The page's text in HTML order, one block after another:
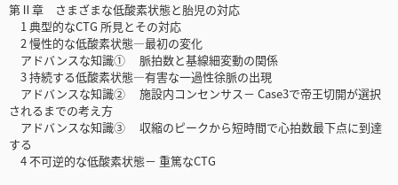
第Ⅱ章 さまざまな低酸素状態と胎児の対応
1 典型的なCTG 所見とその対応
2 慢性的な低酸素状態―最初の変化
アドバンスな知識① 脈拍数と基線細変動の関係
3 持続する低酸素状態―有害な一過性徐脈の出現
アドバンスな知識② 施設内コンセンサス－ Case3で帝王切開が選択
されるまでの考え方
アドバンスな知識③ 収縮のピークから短時間で心拍数最下点に到達
する
4 不可逆的な低酸素状態－ 重篤なCTG